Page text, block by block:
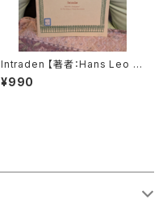
Intraden 【著者：Hans Leo H
assler】出版社：BÄRENREITE
R KASSEL 1951年
¥990